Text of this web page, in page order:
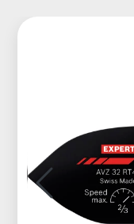
Varemerker